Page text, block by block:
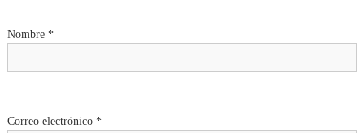
Nombre *
Correo electrónico *